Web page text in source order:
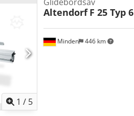
1 / 5
Minden 446 km
Glidebordsav
Altendorf F 25 Typ 6